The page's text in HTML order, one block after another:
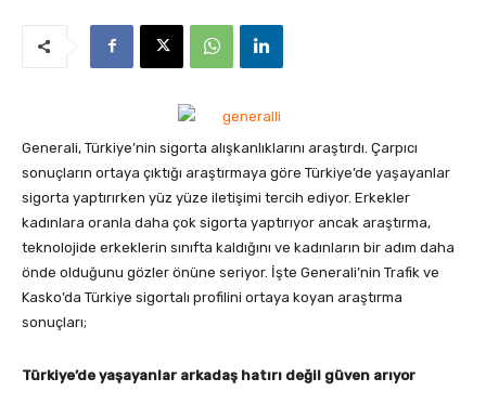
Generali, Türkiye’nin sigorta alışkanlıklarını araştırdı. Çarpıcı
sonuçların ortaya çıktığı araştırmaya göre Türkiye’de yaşayanlar
sigorta yaptırırken yüz yüze iletişimi tercih ediyor. Erkekler
kadınlara oranla daha çok sigorta yaptırıyor ancak araştırma,
teknolojide erkeklerin sınıfta kaldığını ve kadınların bir adım daha
önde olduğunu gözler önüne seriyor. İşte Generali’nin Trafik ve
Kasko’da Türkiye sigortalı profilini ortaya koyan araştırma
sonuçları;
Türkiye’de yaşayanlar arkadaş hatırı değil güven arıyor